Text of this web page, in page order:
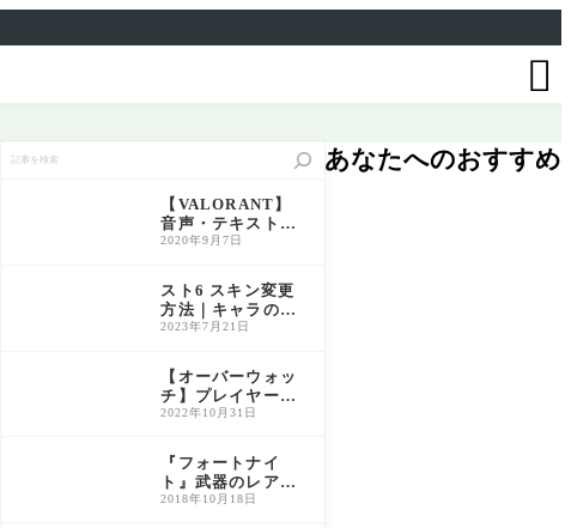

【VALORANT】
音声・テキスト言
語の変更方法につ
ラント】
2020年9月7日
スト6 スキン変更
方法｜キャラの衣
装・コスチューム
2023年7月21日
【オーバーウォッ
チ】プレイヤー称
号の入手方法・解
W2対応）
2022年10月31日
『フォートナイ
ト』武器のレアリ
ティ一覧と特徴解
2018年10月18日
あなたへのおすすめ